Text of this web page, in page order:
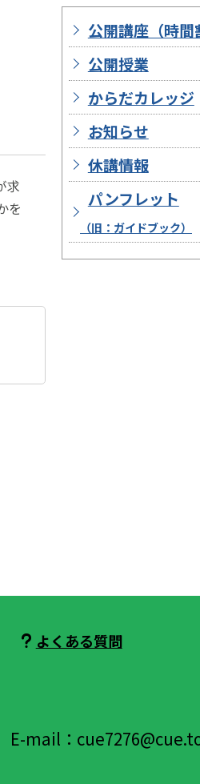
求
を
公開講座（時間
公開授業
からだカレッジ
お知らせ
休講情報
パンフレット
（旧：ガイドブック）
よくある質問
E-mail：